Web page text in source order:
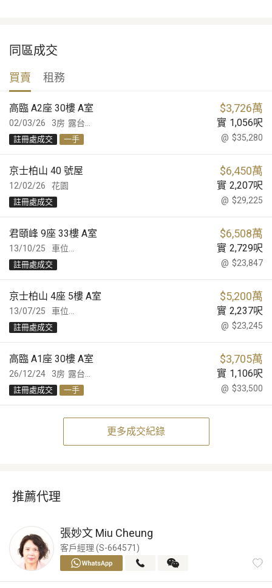
同區成交
買賣 租務
02/03/26
高臨 A2座 30樓 A室 $3,726萬
露台... 實 1,056呎
3房
@ $35,280
註冊處成交 一手
12/02/26
京士柏山 40 號屋 $6,450萬
花園 實 2,207呎
@ $29,225
註冊處成交
13/10/25
君頤峰 9座 33樓 A室 $6,508萬
車位... 實 2,729呎
@ $23,847
註冊處成交
13/07/25
京士柏山 4座 5樓 A室 $5,200萬
車位... 實 2,237呎
@ $23,245
註冊處成交
26/12/24
高臨 A1座 30樓 A室 $3,705萬
露台... 實 1,106呎
3房
@ $33,500
註冊處成交 一手
更多成交紀錄
推薦代理
張妙文 Miu Cheung
客戶經理 (S-664571)